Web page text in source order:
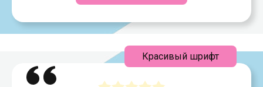
Красивый шрифт